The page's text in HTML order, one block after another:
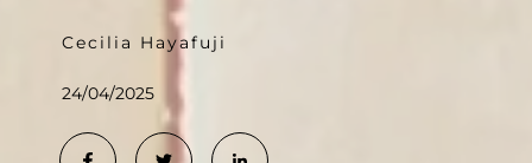
Cecilia Hayafuji
24/04/2025